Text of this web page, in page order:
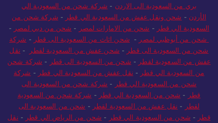
بري من السعودية الى الاردن - شركة شحن من السعودية الي
الأردن - شحن ونقل عفش من السعودية الي قطر - شركة شحن من
السعودية الي قطر - شحن من الامارات لمصر - شحن من دبي لمصر -
شحن من أبوظبي لمصر - شحن اثاث من السعودية الى قطر - شركة
شحن من السعودية الى قطر - شحن عفش من السعودية لقطر - نقل
عفش من السعودية لقطر - شحن من السعودية الى قطر - شركة شحن
من السعودية الي قطر - نقل عفش من السعودية الي قطر - شركة
شحن من السعودية الي قطر - شركة شحن من السعودية الى
قطر - شحن من السعودية الي قطر - شركة شحن من السعودية
لقطر - نقل عفش من السعودية لقطر - شحن من السعودية الى
قطر - شحن من السعودية الي قطر - شحن من الرياض الي قطر - نقل